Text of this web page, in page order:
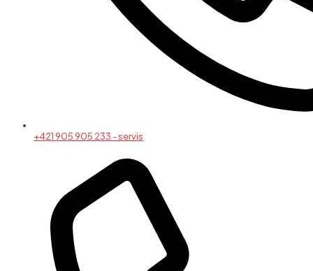
+421 905 905 233 - servis